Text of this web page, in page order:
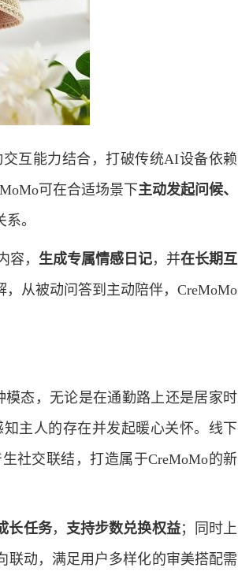
互能力结合，打破传统AI设备依赖
可在合适场景下主动发起问候、
。
容， 生成专属情感日记，并在长期互
从被动问答到主动陪伴，CreMoMo
态，无论是在通勤路上还是居家时
知主人的存在并发起暖心关怀。线下
社交联结，打造属于CreMoMo的新
长任务， 支持步数兑换权益；同时上
联动，满足用户多样化的审美搭配需